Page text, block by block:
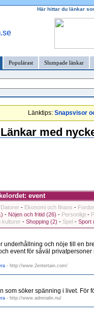
Här hittar du länkar
Populärast Slumpade länkar
Länktips: Snapsvisor
Länkar med
event
Datorer - Ekonomi och finans -
- Nöjen och fritid (26) - Personligt -
kulturer - Shopping (2) - Spel - Sport
underhållning och nöje till en
event för såväl
- http://www.2entertain.com/
som söker spänning i livet. För
- http://www.adrenalin.nu/